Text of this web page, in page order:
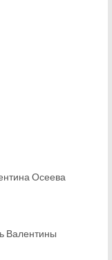
Осеева
Валентины